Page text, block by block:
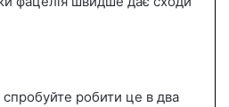
робити це в два